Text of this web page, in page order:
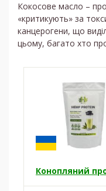
Кокосове масло –
«критикують» за
канцерогени, що
цьому, багато хто
Конопляний